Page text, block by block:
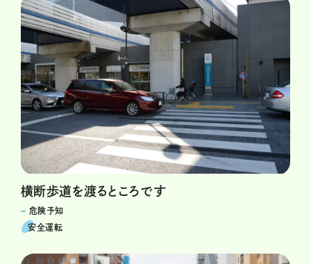
横断歩道を渡るところです
危険予知
安全運転